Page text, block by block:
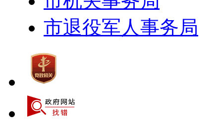
市退役军人事务局